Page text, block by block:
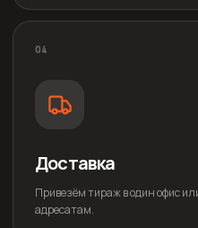
04
Доставка
Привезём тираж в один офис
адресатам.